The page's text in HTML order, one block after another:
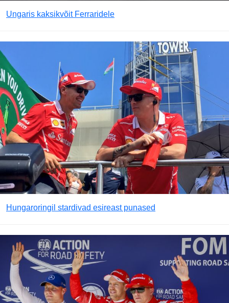
Ungaris kaksikvõit Ferraridele
Hungaroringil stardivad esireast punased